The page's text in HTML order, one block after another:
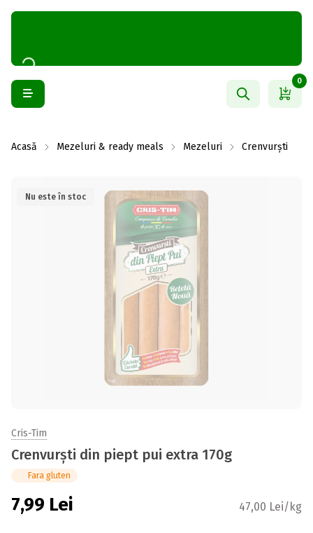
0
Acasă Mezeluri & ready meals Mezeluri Crenvurști
Nu este în stoc
Cris-Tim
Crenvurști din piept pui extra 170g
Fara gluten
7,99 Lei 47,00 Lei/kg